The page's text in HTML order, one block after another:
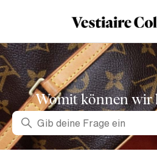
Womit können wir
Suche